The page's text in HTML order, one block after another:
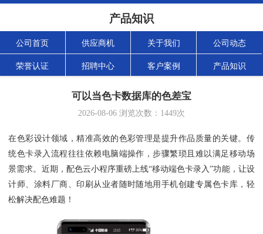
产品知识
公司首页 供应商机 关于我们 公司动态
荣誉认证 招聘中心 客户案例 产品知识
可以当色卡数据库的色差宝
2026-08-06 浏览次数： 1449次
在色彩设计领域，精准高效的色彩管理是提升作品质量的关键。传
统色卡录入流程往往依赖电脑端操作，步骤繁琐且难以满足移动场
景需求。近期，配色云小程序重磅上线“移动端色卡录入”功能，让设
计师、涂料厂商、印刷从业者随时随地用手机创建专属色卡库，轻
松解决配色难题！